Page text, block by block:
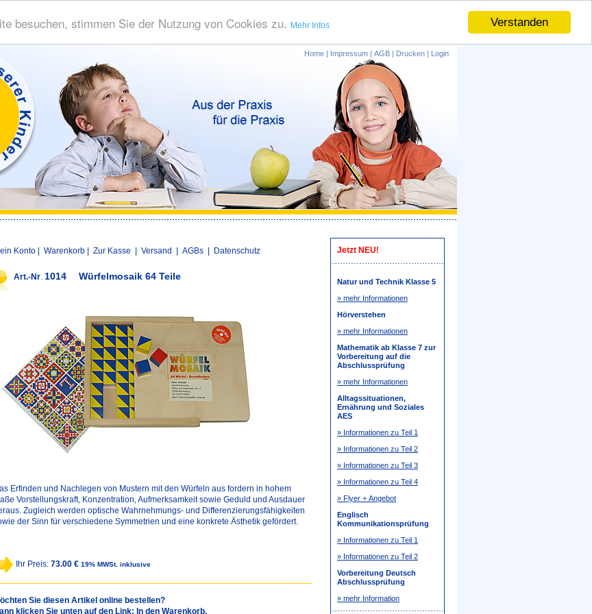
Verstanden
besuchen, stimmen Sie der Nutzung von Cookies zu. Mehr Infos
Home | Impressum | AGB | Drucken | Login
Konto Warenkorb Zur Kasse Versand AGBs Datenschutz
Art.-Nr. 1014 Würfelmosaik 64 Teile
Erfinden und Nachlegen von Mustern mit den Würfeln aus fordern in hohem
Vorstellungskraft, Konzentration, Aufmerksamkeit sowie Geduld und Ausdauer
Zugleich werden optische Wahrnehmungs- und Differenzierungsfähigkeiten
der Sinn für verschiedene Symmetrien und eine konkrete Ästhetik gefördert.
Ihr Preis: 73.00 € 19% MWSt. inklusive
Sie diesen Artikel online bestellen?
klicken Sie unten auf den Link: In den Warenkorb.
Jetzt NEU!
Natur und Technik Klasse 5
» mehr Informationen
Hörverstehen
» mehr Informationen
Mathematik ab Klasse 7 zur
Vorbereitung auf die
Abschlussprüfung
» mehr Informationen
Alltagssituationen,
Ernährung und Soziales
AES
» Informationen zu Teil 1
» Informationen zu Teil 2
» Informationen zu Teil 3
» Informationen zu Teil 4
» Flyer + Angebot
Englisch
Kommunikationsprüfung
» Informationen zu Teil 1
» Informationen zu Teil 2
Vorbereitung Deutsch
Abschlussprüfung
» mehr Information